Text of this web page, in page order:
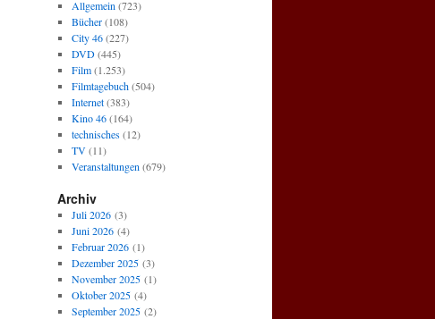
Allgemein (723)
Bücher(108)
City 46(227)
DVD(445)
Film(1.253)
Filmtagebuch(504)
Internet(383)
Kino 46(164)
technisches(12)
TV(11)
Veranstaltungen (679)
Archiv
Juli 2026(3)
Juni 2026(4)
Februar 2026(1)
Dezember 2025(3)
November 2025(1)
Oktober 2025(4)
September 2025(2)